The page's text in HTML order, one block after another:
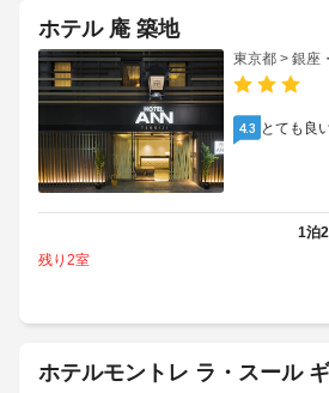
ホテル 庵 築地
東京都 > 銀座
4.3 とても良
1泊
残り2室
ホテルモントレ ラ・スール